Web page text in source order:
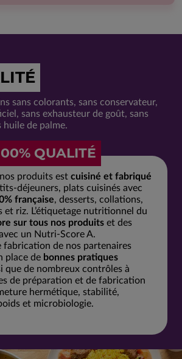
sans colorants, sans conservateur,
sans exhausteur de goût, sans
huile de palme.
QUALITÉ
nos produits est cuisiné et fabriqué
déjeuners, plats cuisinés avec
française, desserts, collations,
et riz. L’étiquetage nutritionnel du
sur tous nos produits et des
un Nutri-Score A.
fabrication de nos partenaires
place de bonnes pratiques
que de nombreux contrôles à
de préparation et de fabrication
hermétique, stabilité,
et microbiologie.